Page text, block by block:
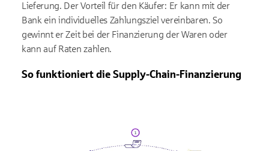
Lieferung. Der Vorteil für den Käufer: Er kann mit der
Bank ein individuelles Zahlungsziel vereinbaren. So
gewinnt er Zeit bei der Finanzierung der Waren oder
kann auf Raten zahlen.
So funktioniert die Supply-Chain-Finanzierung